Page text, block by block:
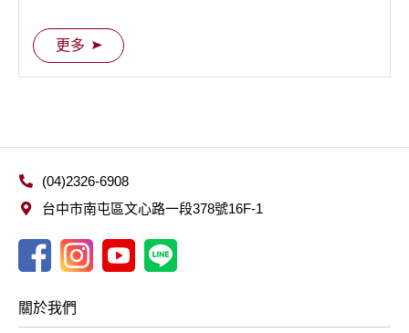
更多
(04)2326-6908
台中市南屯區文心路一段378號16F-1
關於我們